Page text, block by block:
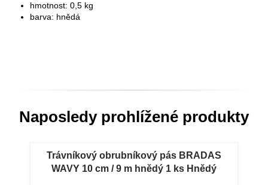
hmotnost: 0,5 kg
barva: hnědá
Naposledy prohlížené produkty
Trávníkový obrubníkový pás BRADAS
WAVY 10 cm / 9 m hnědý 1 ks Hnědý